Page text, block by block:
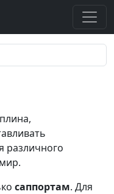
различного
саппортам. Для